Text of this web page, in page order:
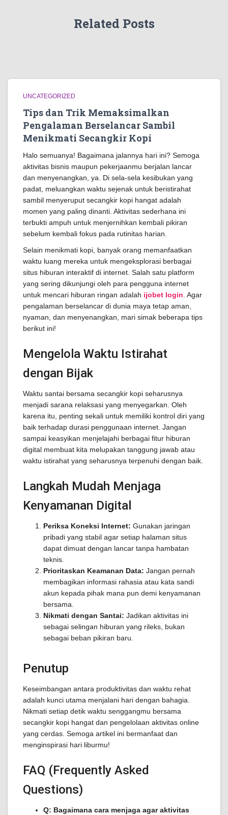
Related Posts
UNCATEGORIZED
Tips dan Trik Memaksimalkan
Pengalaman Berselancar Sambil
Menikmati Secangkir Kopi
Halo semuanya! Bagaimana jalannya hari ini? Semoga
aktivitas bisnis maupun pekerjaanmu berjalan lancar
dan menyenangkan, ya. Di sela-sela kesibukan yang
padat, meluangkan waktu sejenak untuk beristirahat
sambil menyeruput secangkir kopi hangat adalah
momen yang paling dinanti. Aktivitas sederhana ini
terbukti ampuh untuk menjernihkan kembali pikiran
sebelum kembali fokus pada rutinitas harian.
Selain menikmati kopi, banyak orang memanfaatkan
waktu luang mereka untuk mengeksplorasi berbagai
situs hiburan interaktif di internet. Salah satu platform
yang sering dikunjungi oleh para pengguna internet
untuk mencari hiburan ringan adalah ijobet login . Agar
pengalaman berselancar di dunia maya tetap aman,
nyaman, dan menyenangkan, mari simak beberapa tips
berikut ini!
Mengelola Waktu Istirahat
dengan Bijak
Waktu santai bersama secangkir kopi seharusnya
menjadi sarana relaksasi yang menyegarkan. Oleh
karena itu, penting sekali untuk memiliki kontrol diri yang
baik terhadap durasi penggunaan internet. Jangan
sampai keasyikan menjelajahi berbagai fitur hiburan
digital membuat kita melupakan tanggung jawab atau
waktu istirahat yang seharusnya terpenuhi dengan baik.
Langkah Mudah Menjaga
Kenyamanan Digital
Periksa Koneksi Internet: Gunakan jaringan
pribadi yang stabil agar setiap halaman situs
dapat dimuat dengan lancar tanpa hambatan
teknis.
Prioritaskan Keamanan Data: Jangan pernah
membagikan informasi rahasia atau kata sandi
akun kepada pihak mana pun demi kenyamanan
bersama.
Nikmati dengan Santai: Jadikan aktivitas ini
sebagai selingan hiburan yang rileks, bukan
sebagai beban pikiran baru.
Penutup
Keseimbangan antara produktivitas dan waktu rehat
adalah kunci utama menjalani hari dengan bahagia.
Nikmati setiap detik waktu senggangmu bersama
secangkir kopi hangat dan pengelolaan aktivitas online
yang cerdas. Semoga artikel ini bermanfaat dan
menginspirasi hari liburmu!
FAQ (Frequently Asked
Questions)
Q: Bagaimana cara menjaga agar aktivitas